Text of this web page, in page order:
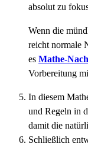
absolut zu
Wenn die
reicht normale
es Mathe-
Vorbereitung
In diesem
und Regeln in
damit die
Schließlich